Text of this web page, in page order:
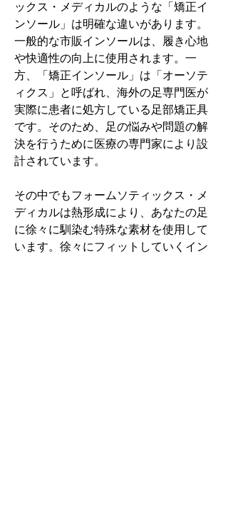
ックス・メディカルのような「矯正イ
ンソール」は明確な違いがあります。
一般的な市販インソールは、履き心地
や快適性の向上に使用されます。一
方、「矯正インソール」は「オーソテ
ィクス」と呼ばれ、海外の足専門医が
実際に患者に処方している足部矯正具
です。そのため、足の悩みや問題の解
決を行うために医療の専門家により設
計されています。
その中でもフォームソティックス・メ
ディカルは熱形成により、あなたの足
に徐々に馴染む特殊な素材を使用して
います。徐々にフィットしていくイン